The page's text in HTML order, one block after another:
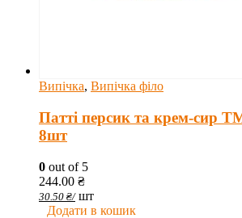
Випічка, Випічка філо
Патті персик та крем-сир
8шт
0 out of 5
244.00 ₴
30.50 ₴/ шт
Додати в кошик